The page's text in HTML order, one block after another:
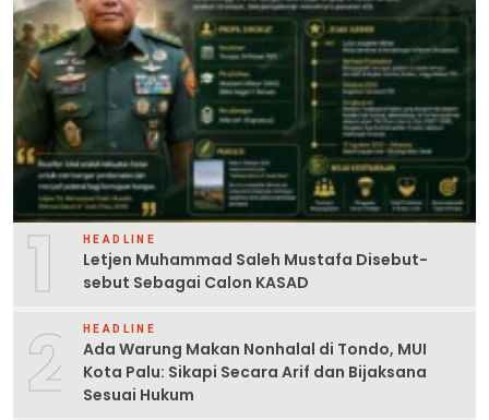
1 HEADLINE
Letjen Muhammad Saleh Mustafa Disebut-
sebut Sebagai Calon KASAD
2 HEADLINE
Ada Warung Makan Nonhalal di Tondo, MUI
Kota Palu: Sikapi Secara Arif dan Bijaksana
Sesuai Hukum